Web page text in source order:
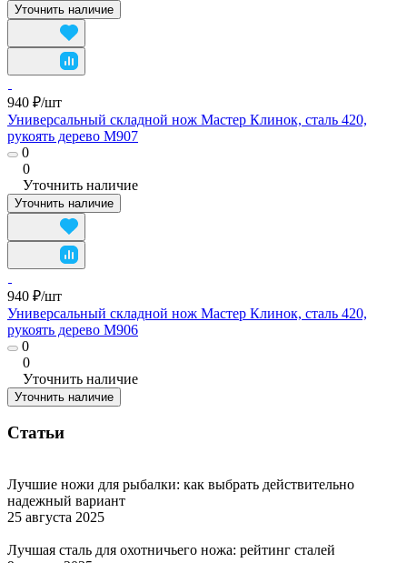
Уточнить наличие
940 ₽/шт
Универсальный складной нож Мастер Клинок, сталь 420,
рукоять дерево M907
0
0
Уточнить наличие
Уточнить наличие
940 ₽/шт
Универсальный складной нож Мастер Клинок, сталь 420,
рукоять дерево M906
0
0
Уточнить наличие
Уточнить наличие
Статьи
Лучшие ножи для рыбалки: как выбрать действительно
надежный вариант
25 августа 2025
Лучшая сталь для охотничьего ножа: рейтинг сталей